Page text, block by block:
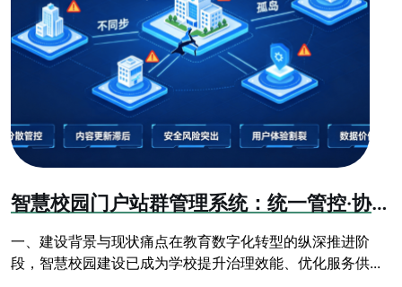
智慧校园门户站群管理系统：统一管控·协同共享·安全可控·数据赋能方案
一、建设背景与现状痛点在教育数字化转型的纵深推进阶
段，智慧校园建设已成为学校提升治理效能、优化服务供...